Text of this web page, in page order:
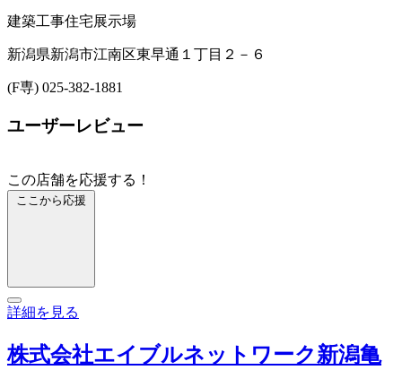
建築工事住宅展示場
新潟県新潟市江南区東早通１丁目２－６
(F専) 025-382-1881
ユーザーレビュー
この店舗を応援する！
ここから応援
詳細を見る
株式会社エイブルネットワーク新潟亀